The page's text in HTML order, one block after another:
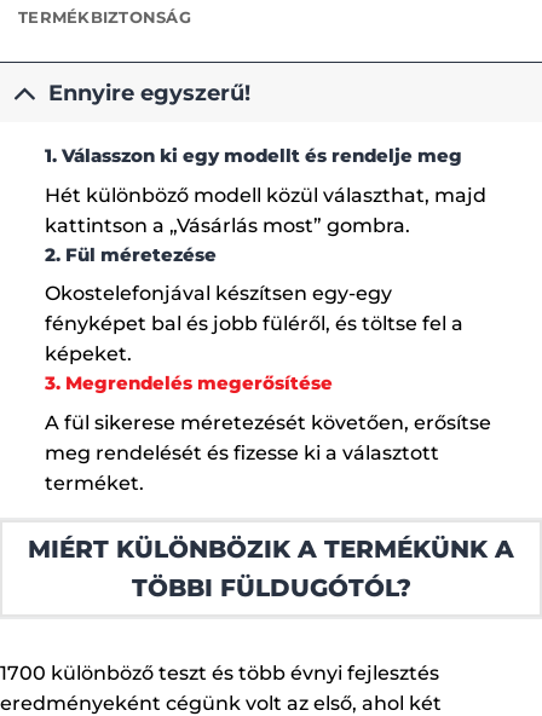
TERMÉKBIZTONSÁG
Ennyire egyszerű!
1. Válasszon ki egy modellt és rendelje meg
Hét különböző modell közül választhat, majd
kattintson a „Vásárlás most” gombra.
2. Fül méretezése
Okostelefonjával készítsen egy-egy
fényképet bal és jobb füléről, és töltse fel a
képeket.
3. Megrendelés megerősítése
A fül sikerese méretezését követően, erősítse
meg rendelését és fizesse ki a választott
terméket.
MIÉRT KÜLÖNBÖZIK A TERMÉKÜNK A
TÖBBI FÜLDUGÓTÓL?
1700 különböző teszt és több évnyi fejlesztés
eredményeként cégünk volt az első, ahol két